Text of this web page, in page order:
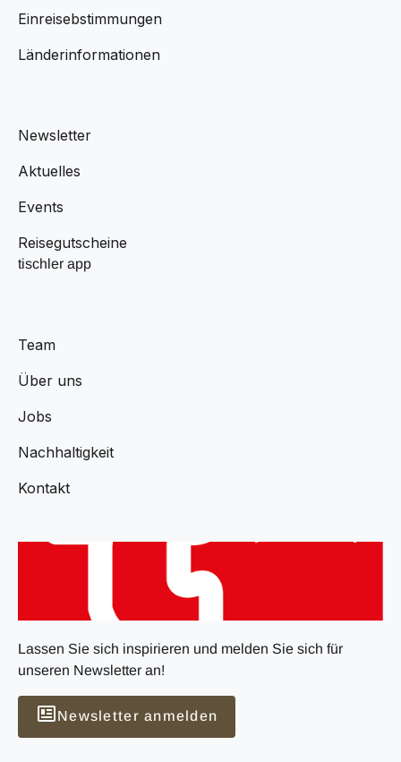
Einreisebstimmungen
Länderinformationen
Newsletter
Aktuelles
Events
Reisegutscheine
tischler app
Team
Über uns
Jobs
Nachhaltigkeit
Kontakt
Lassen Sie sich inspirieren und melden Sie sich für
unseren Newsletter an!
Newsletter anmelden